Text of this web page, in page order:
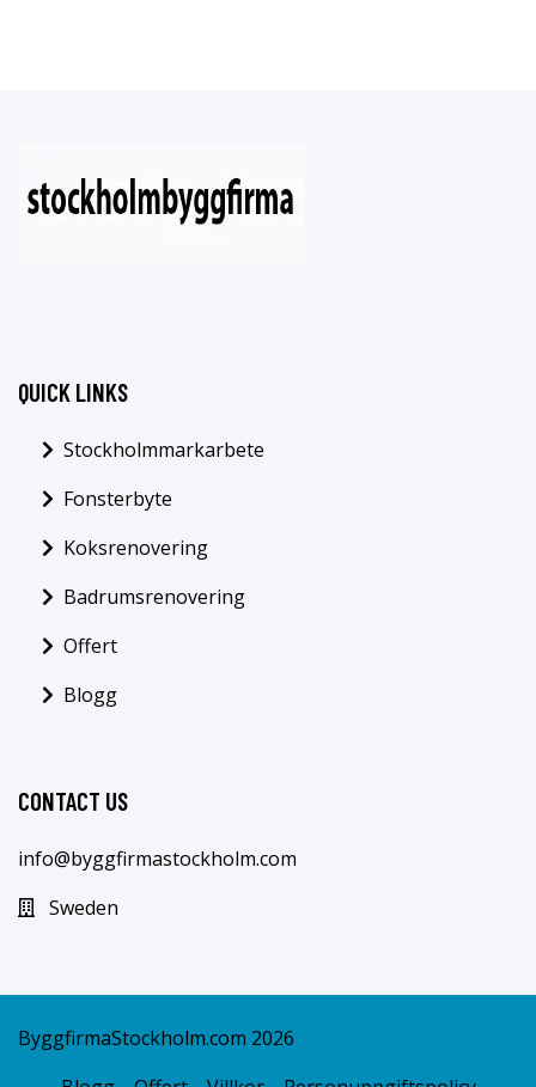
QUICK LINKS
Stockholmmarkarbete
Fonsterbyte
Koksrenovering
Badrumsrenovering
Offert
Blogg
CONTACT US
info@byggfirmastockholm.com
Sweden
ByggfirmaStockholm.com 2026